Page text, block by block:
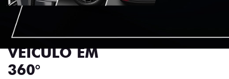
VISUALIZE O
VEÍCULO EM
360°